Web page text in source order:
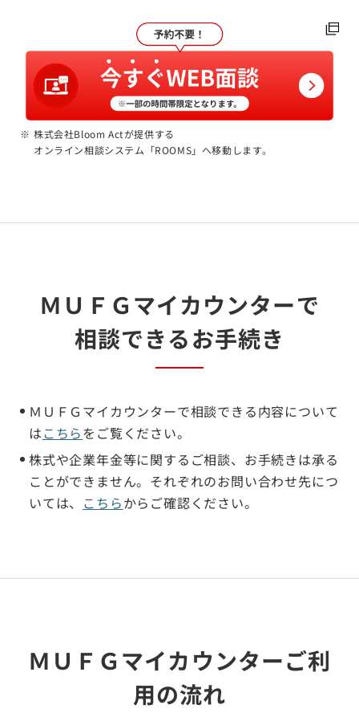
株式会社Bloom Actが提供する
オンライン相談システム「ROOMS」へ移動します。
ＭＵＦＧマイカウンターで
相談できるお手続き
ＭＵＦＧマイカウンターで相談できる内容について
はこちらをご覧ください。
株式や企業年金等に関するご相談、お手続きは承る
ことができません。それぞれのお問い合わせ先につ
いては、 こちらからご確認ください。
ＭＵＦＧマイカウンターご利
用の流れ